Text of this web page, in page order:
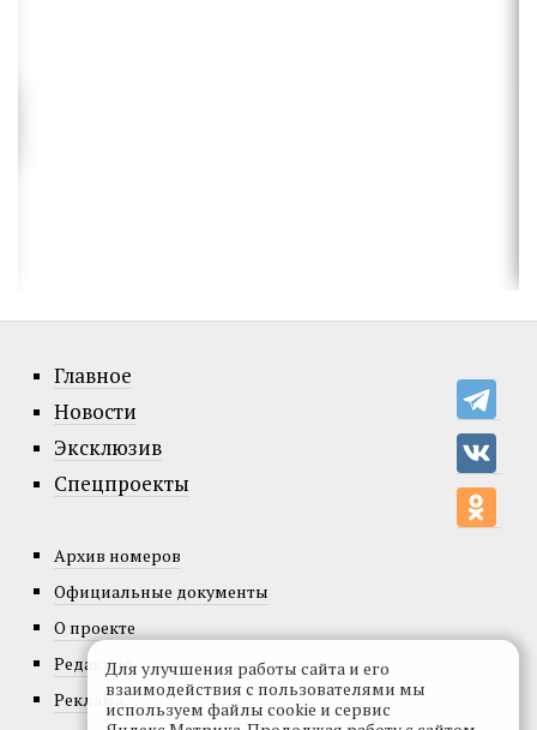
Главное
Новости
Эксклюзив
Спецпроекты
Архив номеров
Официальные документы
О проекте
Редакция
Реклама
Для улучшения работы сайта и его
взаимодействия с пользователями мы
используем файлы cookie и сервис